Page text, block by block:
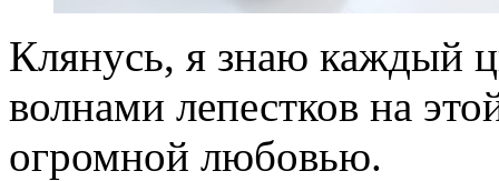
Клянусь, я знаю каждый
волнами лепестков на
огромной любовью.